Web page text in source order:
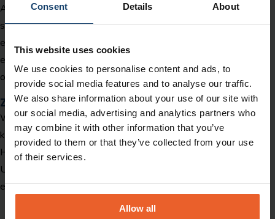
Consent Details About
This website uses cookies
We use cookies to personalise content and ads, to
provide social media features and to analyse our traffic.
We also share information about your use of our site with
our social media, advertising and analytics partners who
may combine it with other information that you’ve
provided to them or that they’ve collected from your use
of their services.
Allow all
Al sinds jaren kunt u in het Zakelijk Portaal per medewerker op
simpele wijze zorgtoeslag aanvragen. Het is een kwestie van
enkele vinkjes zetten, een schatting van het jaarinkomen geven,
een IBAN invullen en de werknemer een machtiging laten
ondertekenen.
Zorgtoeslag voor groepen medewerkers
Wanneer u een hele groep werkenden tegelijk in dienst krijgt,
kunt u een zogenaamde bulkuploaddoen. Hiermee heeft
HollandZorg het aanvraagproces voor u nog soepeler gemaakt.
U vult een CSV-bestand in met alle gegevens en stuurt het in
een keer op naar HollandZorg.